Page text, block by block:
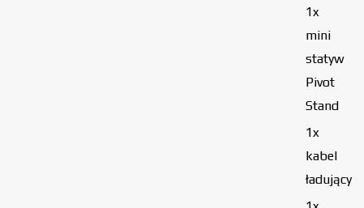
1x
mini
statyw
Pivot
Stand
1x
kabel
ładujący